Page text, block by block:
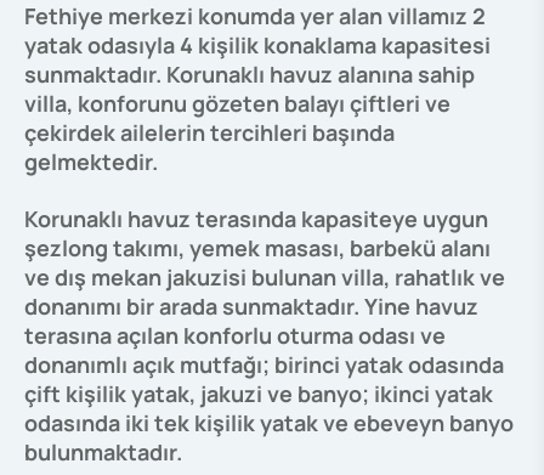
Fethiye merkezi konumda yer alan villamız 2
yatak odasıyla 4 kişilik konaklama kapasitesi
sunmaktadır. Korunaklı havuz alanına sahip
villa, konforunu gözeten balayı çiftleri ve
çekirdek ailelerin tercihleri başında
gelmektedir.
Korunaklı havuz terasında kapasiteye uygun
şezlong takımı, yemek masası, barbekü alanı
ve dış mekan jakuzisi bulunan villa, rahatlık ve
donanımı bir arada sunmaktadır. Yine havuz
terasına açılan konforlu oturma odası ve
donanımlı açık mutfağı; birinci yatak odasında
çift kişilik yatak, jakuzi ve banyo; ikinci yatak
odasında iki tek kişilik yatak ve ebeveyn banyo
bulunmaktadır.